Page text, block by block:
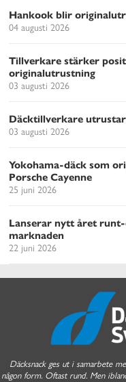
Hankook blir
04 augusti 2026
Tillverkare stärker
originalutrustning
03 augusti 2026
Däcktillverkare utrustar
03 augusti 2026
Yokohama-däck som
Porsche Cayenne
25 juni 2026
Lanserar nytt året
marknaden
22 juni 2026
Däcksnack ges ut i samarbete
någon form. Oftast rund. Men